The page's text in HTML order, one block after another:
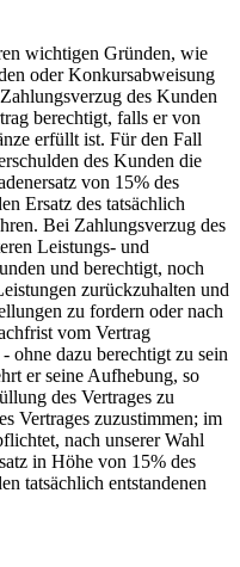
wichtigen Gründen, wie
oder Konkursabweisung
des Kunden
berechtigt, falls er von
erfüllt ist. Für den Fall
des Kunden die
von 15% des
Ersatz des tatsächlich
Bei Zahlungsverzug des
Leistungs- und
und berechtigt, noch
zurückzuhalten und
zu fordern oder nach
vom Vertrag
ohne dazu berechtigt zu sein
er seine Aufhebung, so
des Vertrages zu
Vertrages zuzustimmen; im
nach unserer Wahl
in Höhe von 15% des
tatsächlich entstandenen